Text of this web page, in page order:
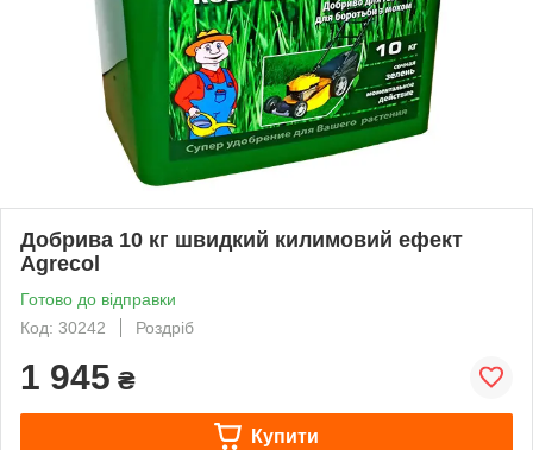
Добрива 10 кг швидкий килимовий ефект
Agrecol
Готово до відправки
Код: 30242
Роздріб
1 945 ₴
Купити